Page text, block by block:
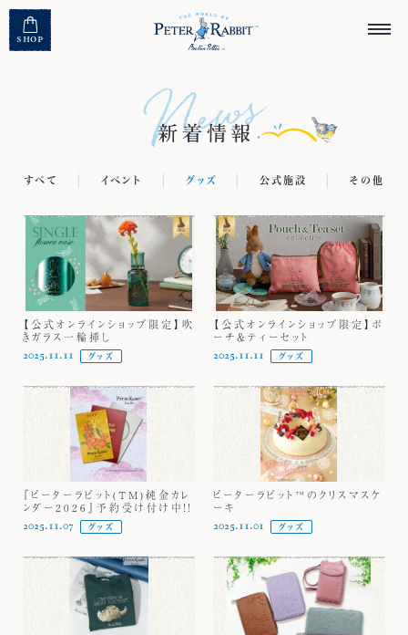
SHOP
MENU CLOSE
すべて イベント グッズ 公式施設 その他
【公式オンラインショップ限定】吹
きガラス一輪挿し
2025.11.11 グッズ
【公式オンラインショップ限定】ポ
ーチ＆ティーセット
2025.11.11 グッズ
『ピーターラビット(TM)純金カレ
ンダー2026』予約受け付け中！！
2025.11.07 グッズ
ピーターラビット™のクリスマスケ
ーキ
2025.11.01 グッズ